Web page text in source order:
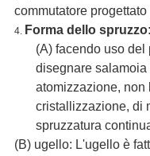
commutatore progettato
4. Forma dello spruzzo:
(A) facendo uso
disegnare
atomizzazione, non
cristallizzazione, di
spruzzatura
(B) ugello: L'ugello è